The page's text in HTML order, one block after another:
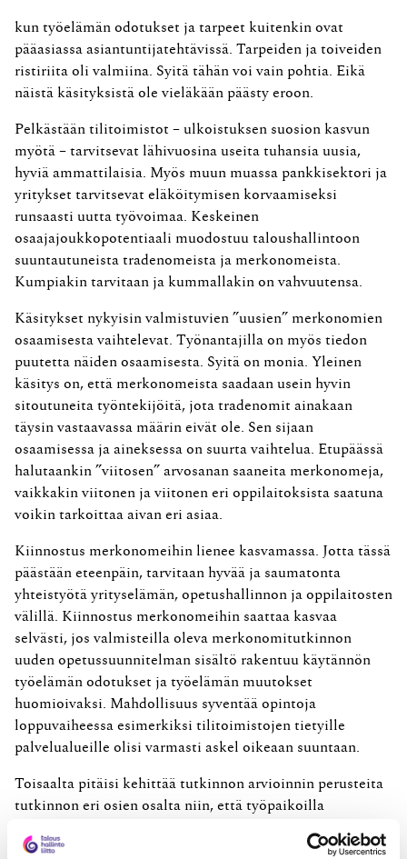
kun työelämän odotukset ja tarpeet kuitenkin ovat
pääasiassa asiantuntijatehtävissä. Tarpeiden ja toiveiden
ristiriita oli valmiina. Syitä tähän voi vain pohtia. Eikä
näistä käsityksistä ole vieläkään päästy eroon.
Pelkästään tilitoimistot – ulkoistuksen suosion kasvun
myötä – tarvitsevat lähivuosina useita tuhansia uusia,
hyviä ammattilaisia. Myös muun muassa pankkisektori ja
yritykset tarvitsevat eläköitymisen korvaamiseksi
runsaasti uutta työvoimaa. Keskeinen
osaajajoukkopotentiaali muodostuu taloushallintoon
suuntautuneista tradenomeista ja merkonomeista.
Kumpiakin tarvitaan ja kummallakin on vahvuutensa.
Käsitykset nykyisin valmistuvien ”uusien” merkonomien
osaamisesta vaihtelevat. Työnantajilla on myös tiedon
puutetta näiden osaamisesta. Syitä on monia. Yleinen
käsitys on, että merkonomeista saadaan usein hyvin
sitoutuneita työntekijöitä, jota tradenomit ainakaan
täysin vastaavassa määrin eivät ole. Sen sijaan
osaamisessa ja aineksessa on suurta vaihtelua. Etupäässä
halutaankin ”viitosen” arvosanan saaneita merkonomeja,
vaikkakin viitonen ja viitonen eri oppilaitoksista saatuna
voikin tarkoittaa aivan eri asiaa.
Kiinnostus merkonomeihin lienee kasvamassa. Jotta tässä
päästään eteenpäin, tarvitaan hyvää ja saumatonta
yhteistyötä yrityselämän, opetushallinnon ja oppilaitosten
välillä. Kiinnostus merkonomeihin saattaa kasvaa
selvästi, jos valmisteilla oleva merkonomitutkinnon
uuden opetussuunnitelman sisältö rakentuu käytännön
työelämän odotukset ja työelämän muutokset
huomioivaksi. Mahdollisuus syventää opintoja
loppuvaiheessa esimerkiksi tilitoimistojen tietyille
palvelualueille olisi varmasti askel oikeaan suuntaan.
Toisaalta pitäisi kehittää tutkinnon arvioinnin perusteita
tutkinnon eri osien osalta niin, että työpaikoilla
osaamistasolla tietty arviointitaso saavutetaan. Tällöin